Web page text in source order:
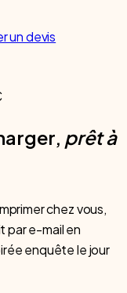
un devis
prêt à
chez vous,
par e-mail en
enquête le jour